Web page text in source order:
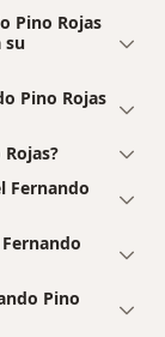
Pino Rojas
su
Pino Rojas
Fernando
Pino